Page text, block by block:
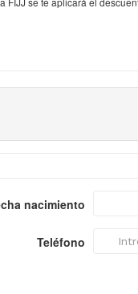
nacimiento
Teléfono